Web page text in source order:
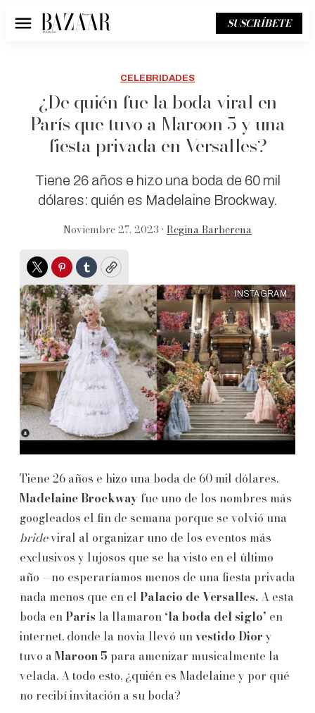
Menú SUSCRÍBETE
CELEBRIDADES
¿De quién fue la boda viral en
París que tuvo a Maroon 5 y una
fiesta privada en Versalles?
Tiene 26 años e hizo una boda de 60 mil
dólares: quién es Madelaine Brockway.
Noviembre 27, 2023 • Regina Barberena
TwitterPinterest
TumblrCopy
INSTAGRAM
Tiene 26 años e hizo una boda de 60 mil dólares.
Madelaine Brockway fue uno de los nombres más
googleados el fin de semana porque se volvió una
brideviral al organizar uno de los eventos más
exclusivos y lujosos que se ha visto en el último
año —no esperaríamos menos de una fiesta privada
nada menos que en el Palacio de Versalles.A esta
boda en París la llamaron ‘la boda del siglo’ en
internet, donde la novia llevó unvestido Dior y
tuvo a Maroon 5 para amenizar musicalmente la
velada. A todo esto, ¿quién es Madelaine y por qué
no recibí invitación a su boda?